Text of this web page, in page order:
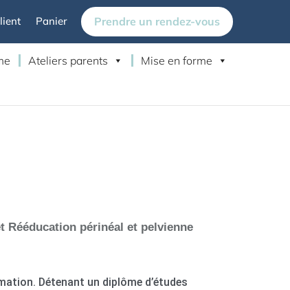
Panier Prendre un rendez-vous
Ateliers parents
Mise en forme
périnéal et pelvienne
Détenant un diplôme d’études